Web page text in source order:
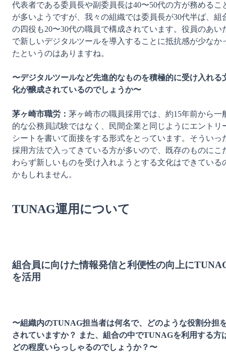
代表者である委員長や副委員長は40〜50代の方が務めるこ
が多いようですが、我々の組織では委員長が30代半ば、組
の四役も20〜30代の職員で構成されています。役員のあい
で新しいデジタルツールを導入することに抵抗感が少なか
たというのはありますね。
〜デジタルツールなど先進的なものを積極的に受け入れる
化が醸成されているのでしょうか〜
茅ヶ崎市職労： 茅ヶ崎市の職員採用では、約15年前から一
的な公務員試験ではなく、民間企業と同じようにエントリ
シートを書いて面接をする形式をとっています。そういっ
採用方法で入ってきている方が多いので、既存のものにこ
わらず新しいものを受け入れようとする文化はできている
かもしれません。
TUNAG運用について
組合員に向けた情報発信と利便性の向上に
を活用
〜組織内のTUNAG担当者は何名で、どのような役割分担
されていますか？ また、組合の中でTUNAGを利用する方
どの程度いらっしゃるのでしょうか？〜